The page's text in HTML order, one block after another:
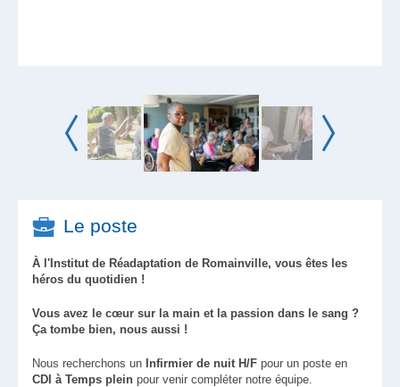
Le poste
À l'Institut de Réadaptation de Romainville, vous êtes les
héros du quotidien !
Vous avez le cœur sur la main et la passion dans le sang ?
Ça tombe bien, nous aussi !
Nous recherchons un Infirmier de nuit H/F pour un poste en
CDI à Temps plein pour venir compléter notre équipe.